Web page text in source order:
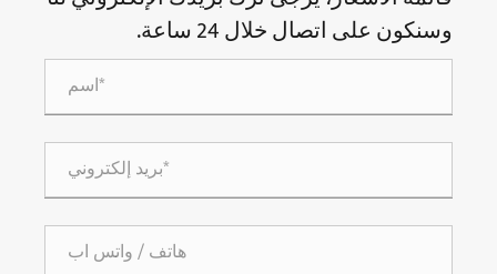
وسنكون على اتصال خلال 24 ساعة.